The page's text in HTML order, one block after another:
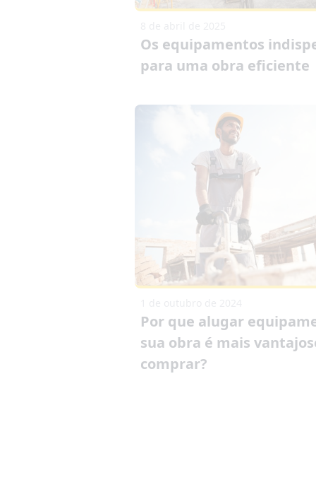
Os equipamentos
para uma obra eficiente
Por que alugar
sua obra é mais
comprar?